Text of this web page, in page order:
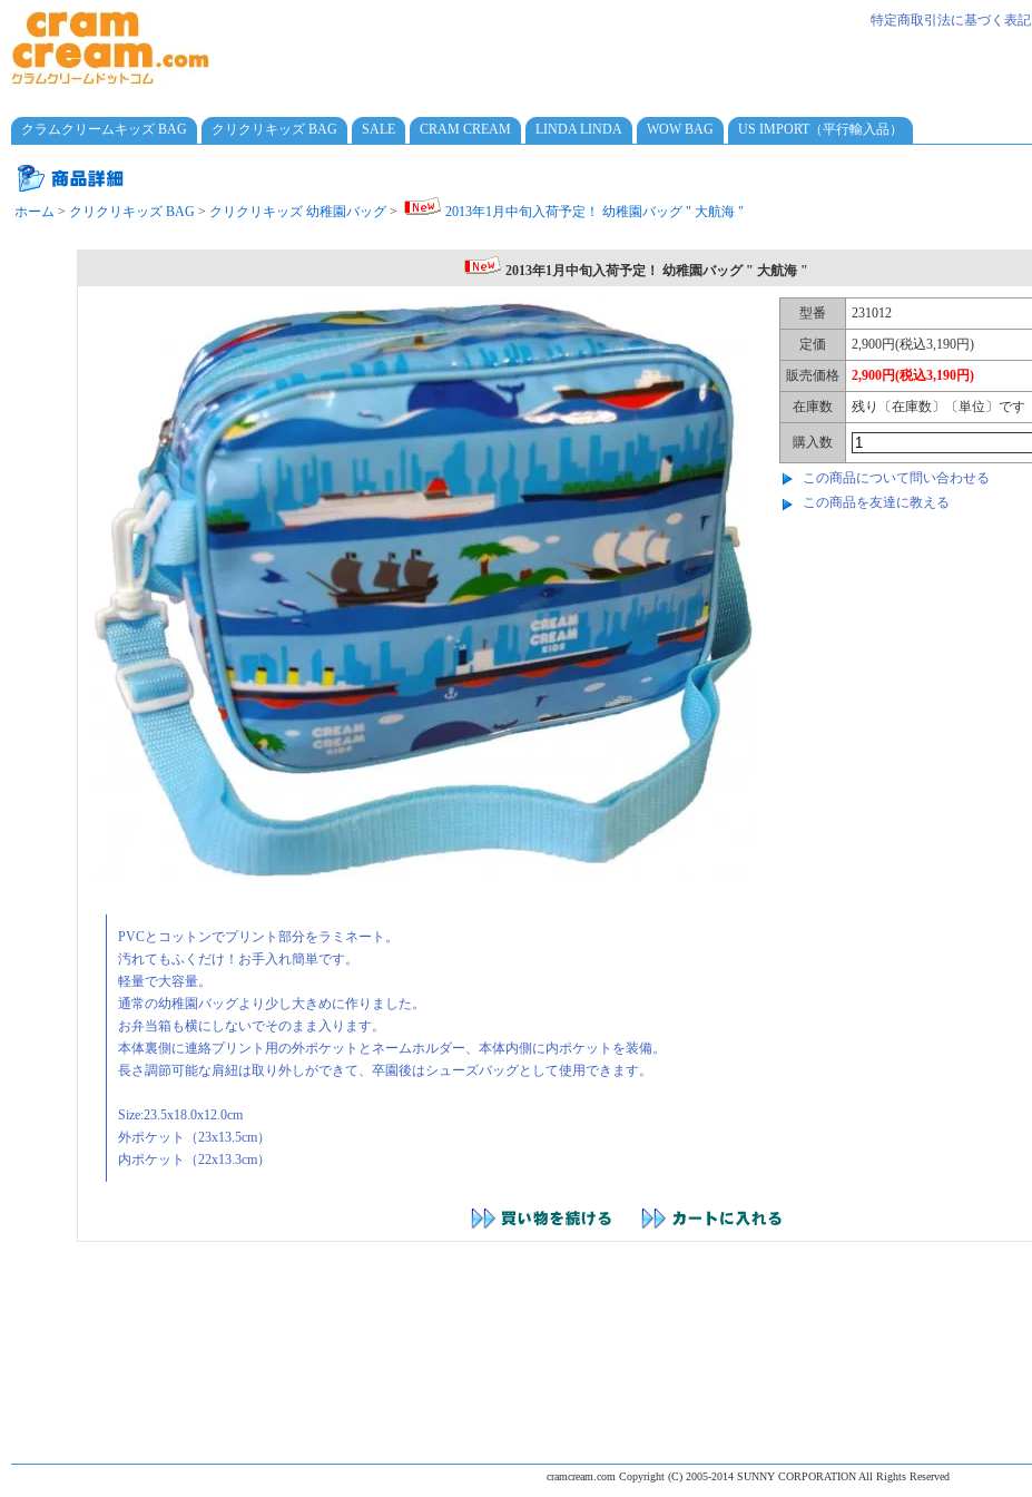
特定商取引法に基づく表記
クラムクリームキッズ BAG クリクリキッズ BAG SALE CRAM CREAM LINDA LINDA WOW BAG US IMPORT（平行輸入品）
ホーム > クリクリキッズ BAG > クリクリキッズ 幼稚園バッグ > 2013年1月中旬入荷予定！ 幼稚園バッグ " 大航海 "
2013年1月中旬入荷予定！ 幼稚園バッグ " 大航海 "
型番
231012
定価
2,900円(税込3,190円)
販売価格
2,900円(税込3,190円)
在庫数
残り〔在庫数〕〔単位〕です
購入数
この商品について問い合わせる
この商品を友達に教える
PVCとコットンでプリント部分をラミネート。
汚れてもふくだけ！お手入れ簡単です。
軽量で大容量。
通常の幼稚園バッグより少し大きめに作りました。
お弁当箱も横にしないでそのまま入ります。
本体裏側に連絡プリント用の外ポケットとネームホルダー、本体内側に内ポケットを装備。
長さ調節可能な肩紐は取り外しができて、卒園後はシューズバッグとして使用できます。
Size:23.5x18.0x12.0cm
外ポケット（23x13.5cm）
内ポケット（22x13.3cm）
cramcream.com Copyright (C) 2005-2014 SUNNY CORPORATION All Rights Reserved